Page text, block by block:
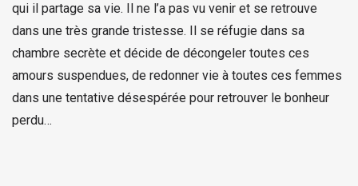
qui il partage sa vie. Il ne l’a pas vu venir et se retrouve
dans une très grande tristesse. Il se réfugie dans sa
chambre secrète et décide de décongeler toutes ces
amours suspendues, de redonner vie à toutes ces femmes
dans une tentative désespérée pour retrouver le bonheur
perdu…